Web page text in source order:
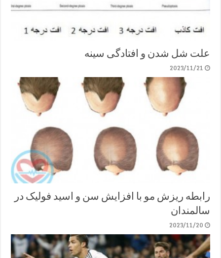
علت شل شدن و افتادگی سینه
2023/11/21
رابطه ریزش مو با افزایش سن و اسید فولیک در
سالمندان
2023/11/20